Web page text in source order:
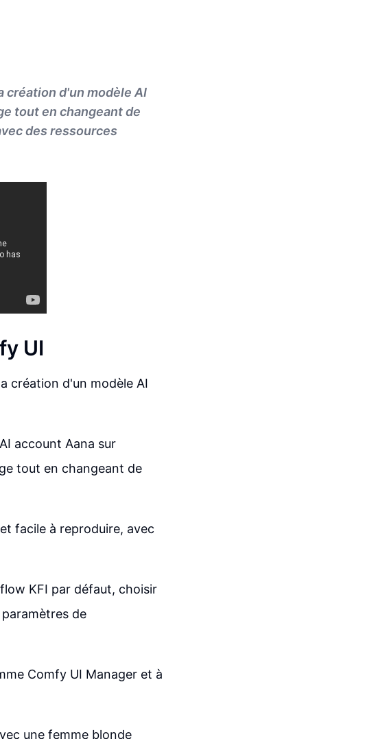
création d'un modèle AI
tout en changeant de
des ressources
UI
création d'un modèle AI
account Aana sur
tout en changeant de
facile à reproduire, avec
KFI par défaut, choisir
de
Comfy UI Manager et à
une femme blonde